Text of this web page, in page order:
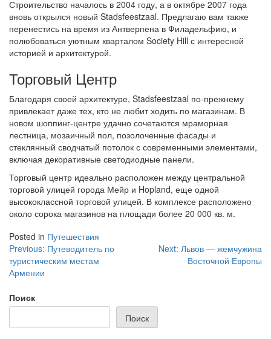
Строительство началось в 2004 году, а в октябре 2007 года
вновь открылся новый Stadsfeestzaal. Предлагаю вам также
перенестись на время из Антверпена в Филадельфию, и
полюбоваться уютным кварталом Society Hill с интересной
историей и архитектурой.
Торговый Центр
Благодаря своей архитектуре, Stadsfeestzaal по-прежнему
привлекает даже тех, кто не любит ходить по магазинам. В
новом шоппинг-центре удачно сочетаются мраморная
лестница, мозаичный пол, позолоченные фасады и
стеклянный сводчатый потолок с современными элементами,
включая декоративные светодиодные панели.
Торговый центр идеально расположен между центральной
торговой улицей города Мейр и Hopland, еще одной
высококлассной торговой улицей. В комплексе расположено
около сорока магазинов на площади более 20 000 кв. м.
Posted in Путешествия
Навигация
по
записям
Previous: Путеводитель по
туристическим местам
Армении
Next: Львов — жемчужина
Восточной Европы
Поиск
Поиск